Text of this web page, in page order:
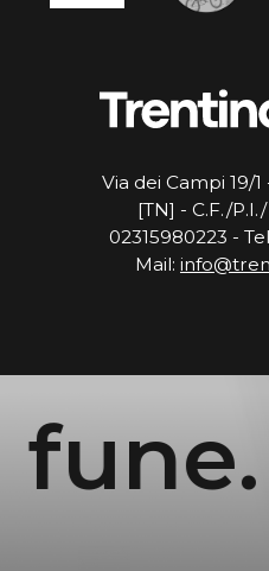
Via dei Campi 19/
[TN] - C.F./
02315980223 -
Mail: